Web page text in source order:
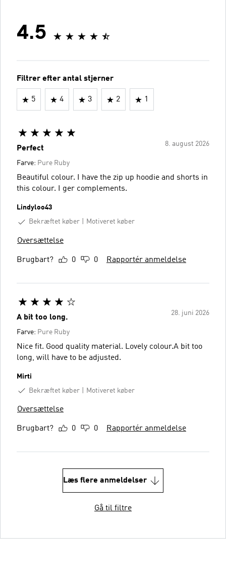
4.5
Filtrer efter antal stjerner
5 4 3 2 1
8. august 2026
Perfect
Farve: Pure Ruby
Beautiful colour. I have the zip up hoodie and shorts in
this colour. I ger complements.
Lindyloo43
Bekræftet køber
Motiveret køber
Oversættelse
Brugbart? 0 0 Rapportér anmeldelse
28. juni 2026
A bit too long.
Farve: Pure Ruby
Nice fit. Good quality material. Lovely colour.A bit too
long, will have to be adjusted.
Mirti
Bekræftet køber
Motiveret køber
Oversættelse
Brugbart? 0 0 Rapportér anmeldelse
Læs flere anmeldelser
Gå til filtre